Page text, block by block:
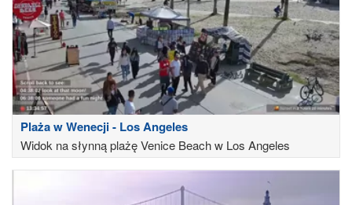
Plaża w Wenecji - Los Angeles
Widok na słynną plażę Venice Beach w Los Angeles